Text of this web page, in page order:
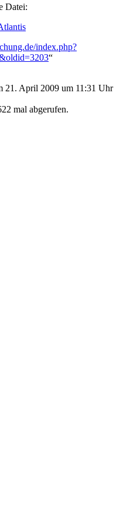
Datei:
index.php?
“
21. April 2009 um 11:31 Uhr
mal abgerufen.